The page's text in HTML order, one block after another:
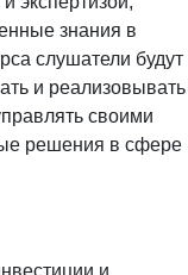
знания в
слушатели будут
и реализовывать
своими
решения в сфере
и